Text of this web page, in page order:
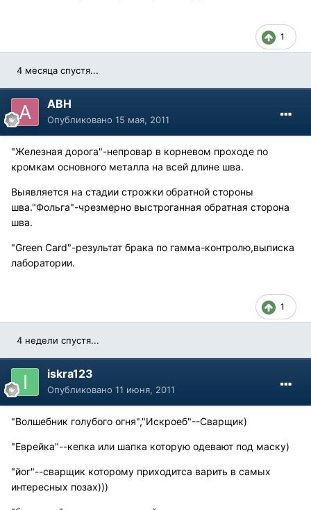
1
4 месяца спустя...
АВН
Опубликовано 15 мая, 2011
"Железная дорога"-непровар в корневом проходе по
кромкам основного металла на всей длине шва.
Выявляется на стадии строжки обратной стороны
шва."Фольга"-чрезмерно выстроганная обратная сторона
шва.
"Green Card"-результат брака по гамма-контролю,выписка
лаборатории.
1
4 недели спустя...
iskra123
Опубликовано 11 июня, 2011
"Волшебник голубого огня","Искроеб"--Сварщик)
"Еврейка"--кепка или шапка которую одевают под маску)
"йог"--сварщик которому приходитса варить в самых
интересных позах)))